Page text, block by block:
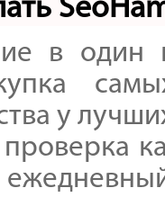
в один
у